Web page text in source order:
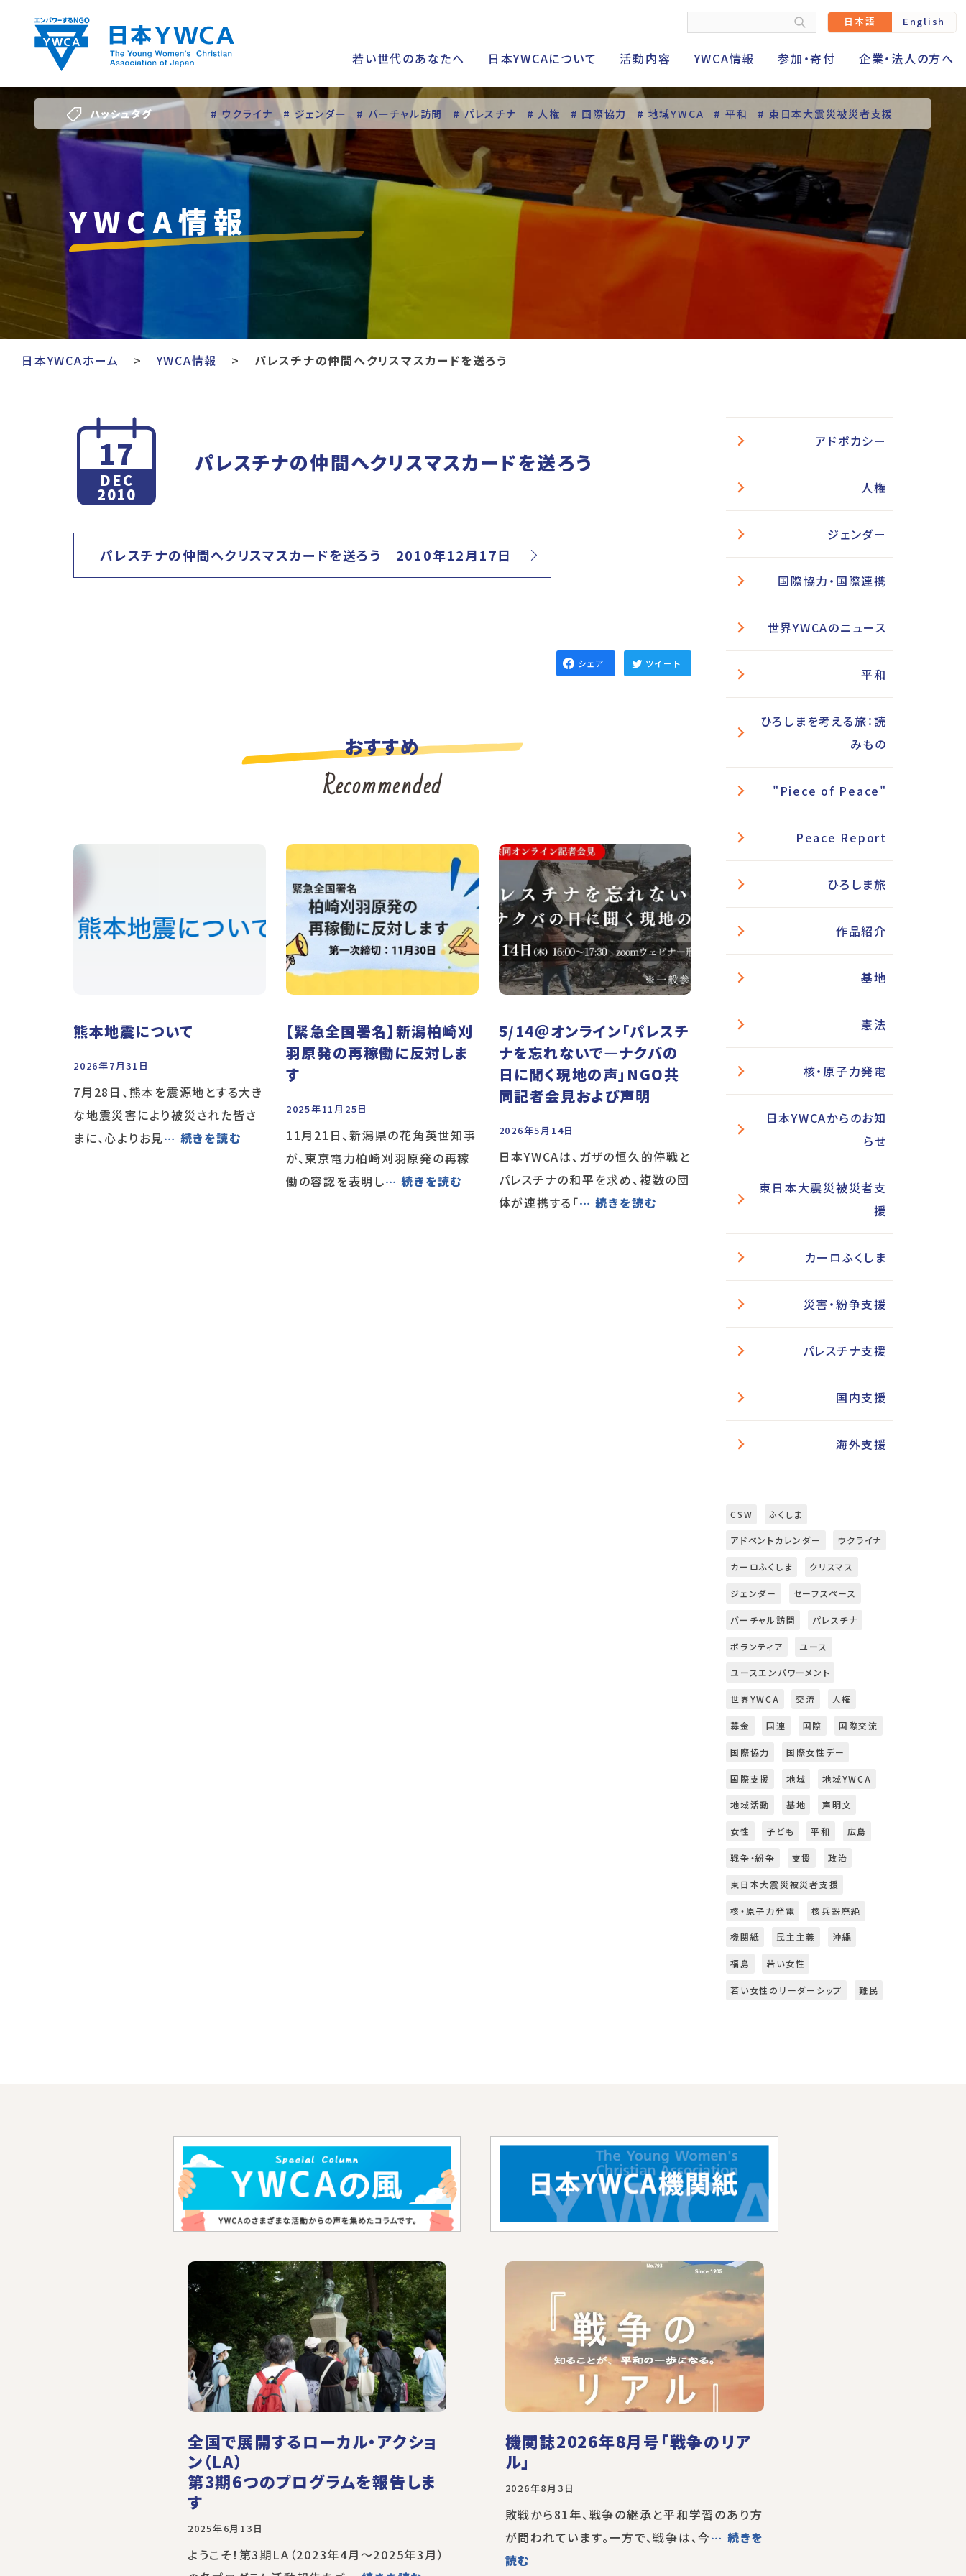
content
日本語 English
若い世代のあなたへ 日本YWCAについて 活動内容 YWCA情報 参加・寄付 企業・法人の方へ
ハッシュタグ # ウクライナ # ジェンダー # バーチャル訪問 # パレスチナ # 人権 # 国際協力 # 地域YWCA # 平和 # 東日本大震災被災者支援
# 若い女性のリーダーシップ
YWCA情報
日本YWCAホーム YWCA情報 パレスチナの仲間へクリスマスカードを送ろう
17
DEC
2010
パレスチナの仲間へクリスマスカードを送ろう
パレスチナの仲間へクリスマスカードを送ろう 2010年12月17日
シェア ツイート
おすすめ
Recommended
熊本地震について
2026年7月31日
7月28日、熊本を震源地とする大き
な地震災害により被災された皆さ
まに、心よりお見… 続きを読む
【緊急全国署名】新潟柏崎刈
羽原発の再稼働に反対しま
す
2025年11月25日
11月21日、新潟県の花角英世知事
が、東京電力柏崎刈羽原発の再稼
働の容認を表明し… 続きを読む
5/14＠オンライン「パレスチ
ナを忘れないで―ナクバの
日に聞く現地の声」NGO共
同記者会見および声明
2026年5月14日
日本YWCAは、ガザの恒久的停戦と
パレスチナの和平を求め、複数の団
体が連携する「… 続きを読む
アドボカシー
人権
ジェンダー
国際協力・国際連携
世界YWCAのニュース
平和
ひろしまを考える旅：読
みもの
"Piece of Peace"
Peace Report
ひろしま旅
作品紹介
基地
憲法
核・原子力発電
日本YWCAからのお知
らせ
東日本大震災被災者支
援
カーロふくしま
災害・紛争支援
パレスチナ支援
国内支援
海外支援
CSW ふくしま
アドベントカレンダー ウクライナ
カーロふくしま クリスマス
ジェンダー セーフスペース
バーチャル訪問 パレスチナ
ボランティア ユース
ユースエンパワーメント
世界YWCA 交流 人権
募金 国連 国際 国際交流
国際協力 国際女性デー
国際支援 地域 地域YWCA
地域活動 基地 声明文
女性 子ども 平和 広島
戦争・紛争 支援 政治
東日本大震災被災者支援
核・原子力発電 核兵器廃絶
機関紙 民主主義 沖縄
福島 若い女性
若い女性のリーダーシップ 難民
全国で展開するローカル・アクショ
ン（LA）
第3期6つのプログラムを報告しま
す
2025年6月13日
ようこそ！第3期LA（2023年4月～2025年3月）
機関誌2026年8月号「戦争のリア
ル」
2026年8月3日
敗戦から81年、戦争の継承と平和学習のあり方
が問われています。一方で、戦争は、今… 続きを
読む